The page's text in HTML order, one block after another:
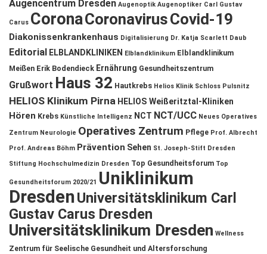
Augencentrum Dresden Augenoptik Augenoptiker Carl Gustav
Carus CoronaCoronavirusCovid-19
Diakonissenkrankenhaus Digitalisierung Dr. Katja Scarlett Daub
Editorial ELBLANDKLINIKEN Elblandklinikum Elblandklinikum
Meißen Erik Bodendieck Ernährung Gesundheitszentrum
Grußwort Haus 32 Hautkrebs Helios Klinik Schloss Pulsnitz
HELIOS Klinikum Pirna HELIOS Weißeritztal-Kliniken
Hören Krebs Künstliche Intelligenz NCT NCT/UCC Neues Operatives
Zentrum Neurologie Operatives Zentrum Pflege Prof. Albrecht
Prof. Andreas Böhm Prävention Sehen St. Joseph-Stift Dresden
Stiftung Hochschulmedizin Dresden Top Gesundheitsforum Top
Gesundheitsforum 2020/21 Uniklinikum
DresdenUniversitätsklinikum Carl
Gustav Carus Dresden
Universitätsklinikum Dresden Wellness
Zentrum für Seelische Gesundheit und Altersforschung